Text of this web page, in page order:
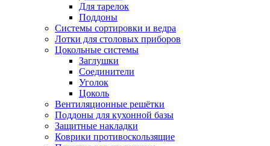
Для тарелок
Поддоны
Системы сортировки и ведра
Лотки для столовых приборов
Цокольные системы
Заглушки
Соединители
Уголок
Цоколь
Вентиляционные решётки
Поддоны для кухонной базы
Защитные накладки
Коврики противоскользящие